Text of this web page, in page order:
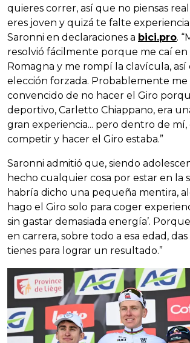
quieres correr, así que no piensas
eres joven y quizá te falte
Saronni en declaraciones a bici.pro.
resolvió fácilmente porque me caí en
Romagna y me rompí la clavícula,
elección forzada. Probablemente
convencido de no hacer el Giro
deportivo, Carletto Chiappano, era
gran experiencia... pero dentro de mí,
competir y hacer el Giro estaba.”
Saronni admitió que, siendo
hecho cualquier cosa por estar en la
habría dicho una pequeña mentira,
hago el Giro solo para coger
sin gastar demasiada energía’.
en carrera, sobre todo a esa edad,
tienes para lograr un resultado.”